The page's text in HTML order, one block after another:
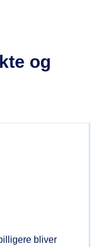
og
bliver